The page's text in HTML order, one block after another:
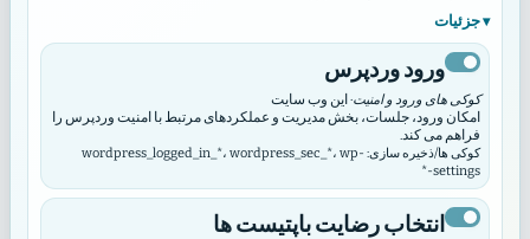
جزئیات
ورود وردپرس
کوکی های ورود و امنیت· این وب سایت
امکان ورود، جلسات، بخش مدیریت و عملکردهای مرتبط با امنیت وردپرس را
فراهم می کند.
کوکی ها/ذخیره سازی: wordpress_logged_in_*، wordpress_sec_*، wp-
settings-*
انتخاب رضایت باپتیست ها